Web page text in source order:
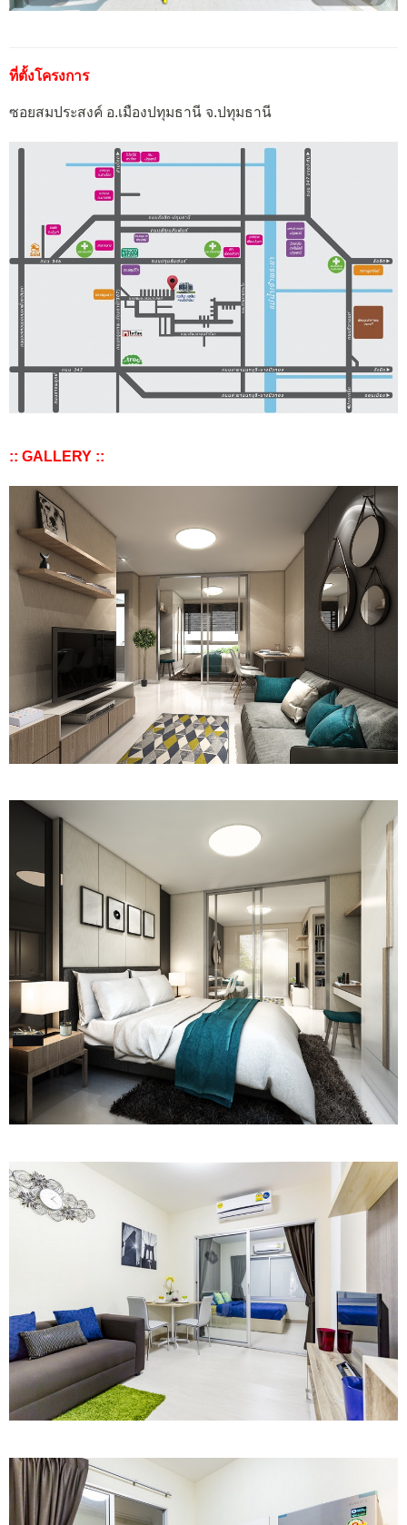
ที่ตั้งโครงการ
ซอยสมประสงค์ อ.เมืองปทุมธานี จ.ปทุมธานี
:: GALLERY ::